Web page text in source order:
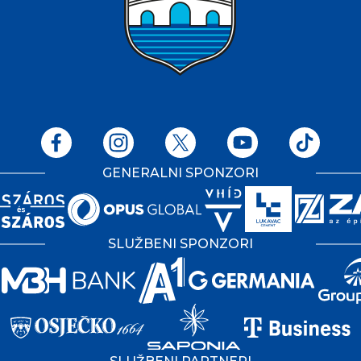
GENERALNI SPONZORI
SLUŽBENI SPONZORI